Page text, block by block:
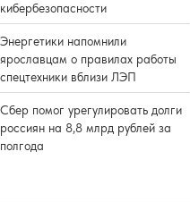
кибербезопасности
Энергетики напомнили
ярославцам о правилах работы
спецтехники вблизи ЛЭП
Сбер помог урегулировать долги
россиян на 8,8 млрд рублей за
полгода